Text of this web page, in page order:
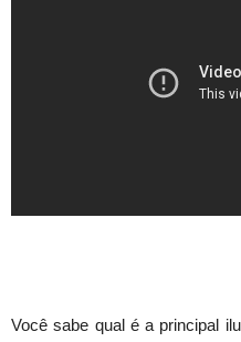
Você sabe qual é a principal